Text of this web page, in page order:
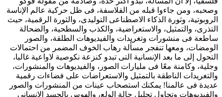
وصحبه، ومن جاءوا قبله من الفلاسفة، فى ظل حركية عالم الإناسة
الروبوتية، وثورة الذكاء الاصطناعى التوليدى، والثورة الرقمية، حيث
التذرى، والتمثيل، والاستعراضية، والكذب والسطحية، والضحالة
ساطعة فى منشورات وتغريدات والفيديوهات الطلقة، والصور
الومضات، ومعها تنفجر مسألة رهاب الخوف المضمر من احتمالات
التحول إلى ما بعد الإنسانية التى تبدو كنزعة نكوصية لاواعية غالبا،
وجلية، وكامنة معًا فى مليارات الصور، والفيديوهات والمنشورات،
والتغريدات الناطقة بالتمثيل والاستعراضات على فضاءات رقمية
عديدة فى عالمنا! يمكنك استصحاب عينات من المنشورات والصور
والفيديوهات وتحاول تحليل حالة الولع، والهوس بالجسد الإنسانى